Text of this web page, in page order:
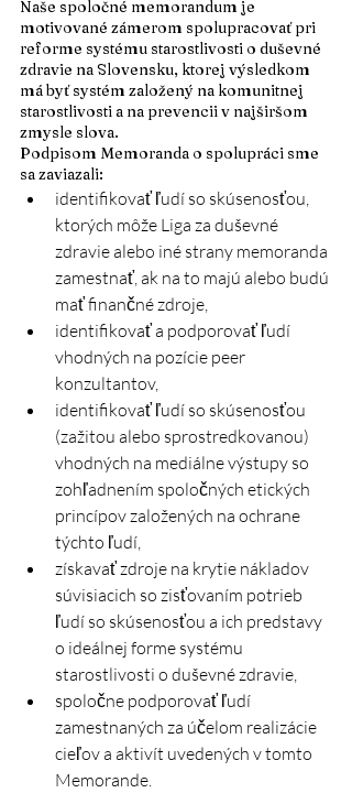
Naše spoločné memorandum je
motivované zámerom spolupracovať pri
reforme systému starostlivosti o duševné
zdravie na Slovensku, ktorej výsledkom
má byť systém založený na komunitnej
starostlivosti a na prevencii v najširšom
zmysle slova.
Podpisom Memoranda o spolupráci sme
sa zaviazali:
identifikovať ľudí so skúsenosťou,
ktorých môže Liga za duševné
zdravie alebo iné strany memoranda
zamestnať, ak na to majú alebo budú
mať finančné zdroje,
identifikovať a podporovať ľudí
vhodných na pozície peer
konzultantov,
identifikovať ľudí so skúsenosťou
(zažitou alebo sprostredkovanou)
vhodných na mediálne výstupy so
zohľadnením spoločných etických
princípov založených na ochrane
týchto ľudí,
získavať zdroje na krytie nákladov
súvisiacich so zisťovaním potrieb
ľudí so skúsenosťou a ich predstavy
o ideálnej forme systému
starostlivosti o duševné zdravie,
spoločne podporovať ľudí
zamestnaných za účelom realizácie
cieľov a aktivít uvedených v tomto
Memorande.